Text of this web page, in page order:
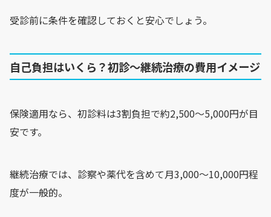
受診前に条件を確認しておくと安心でしょう。
自己負担はいくら？初診〜継続治療の費用イメージ
保険適用なら、初診料は3割負担で約2,500～5,000円が目
安です。
継続治療では、診察や薬代を含めて月3,000～10,000円程
度が一般的。